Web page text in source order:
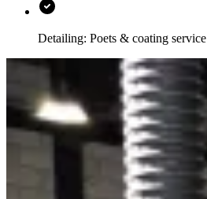
Detailing: Poets & coating service